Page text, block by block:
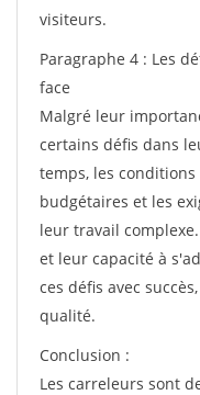
visiteurs.
Paragraphe 4 : Les
face
Malgré leur
certains défis dans
temps, les
budgétaires et les
leur travail
et leur capacité à
ces défis avec
qualité.
Conclusion :
Les carreleurs sont